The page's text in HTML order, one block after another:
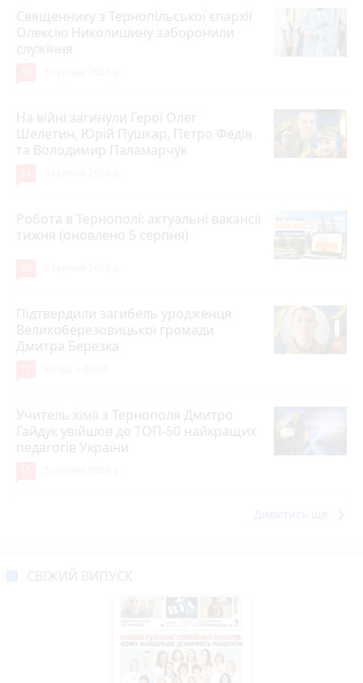
Священнику з Тернопільської єпархії
Олексію Николишину заборонили
служіння
На війні загинули Герої Олег
Шелетин, Юрій Пушкар, Петро Федів
та Володимир Паламарчук
Робота в Тернополі: актуальні вакансії
тижня (оновлено 5 серпня)
Підтвердили загибель уродженця
Великоберезовицької громади
Дмитра Березка
Учитель хімії з Тернополя Дмитро
Гайдук увійшов до ТОП-50 найкращих
педагогів України